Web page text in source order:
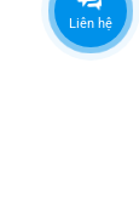
Liên hệ